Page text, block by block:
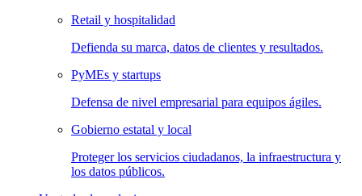
Retail y hospitalidad
Defienda su marca, datos de clientes y resultados.
PyMEs y startups
Defensa de nivel empresarial para equipos ágiles.
Gobierno estatal y local
Proteger los servicios ciudadanos, la infraestructura y
los datos públicos.